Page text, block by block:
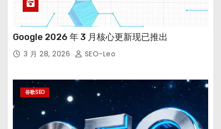
Google 2026 年 3 月核心更新现已推出
3 月 28, 2026 SEO-Leo
谷歌SEO